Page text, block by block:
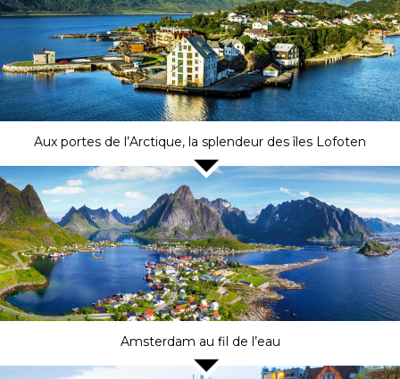
Aux portes de l’Arctique, la splendeur des îles Lofoten
Amsterdam au fil de l’eau